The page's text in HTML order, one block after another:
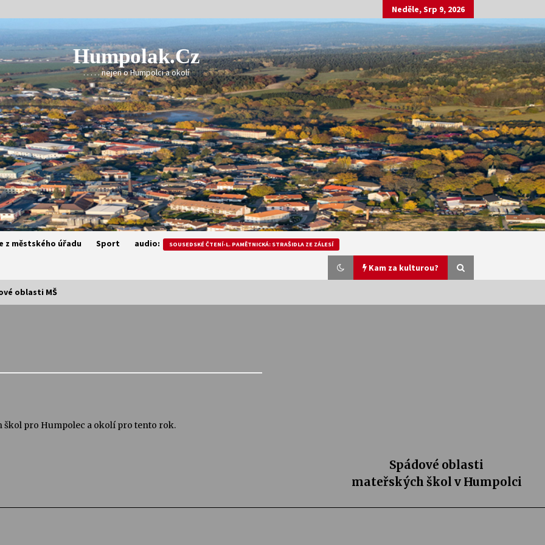
Neděle, Srp 9, 2026
Humpolak.cz
. . . . . nejen o Humpolci a okolí
z městského úřadu Sport audio: SOUSEDSKÉ ČTENÍ-L. PAMĚTNICKÁ: STRAŠIDLA ZE ZÁLESÍ
Kam za kulturou?
oblasti MŠ
škol pro Humpolec a okolí pro tento rok.
Spádové oblasti
mateřských škol v Humpolci